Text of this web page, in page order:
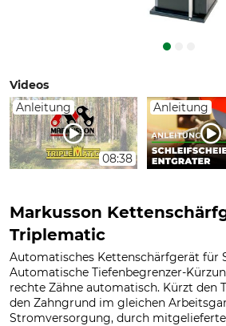
Videos
Anleitung
08:38
Anleitung
Markusson
Triplematic
Automatisches Kettenschärfgerät für
Automatische Tiefenbegrenzer-
rechte Zähne automatisch. Kürzt den
den Zahngrund im gleichen
Stromversorgung, durch